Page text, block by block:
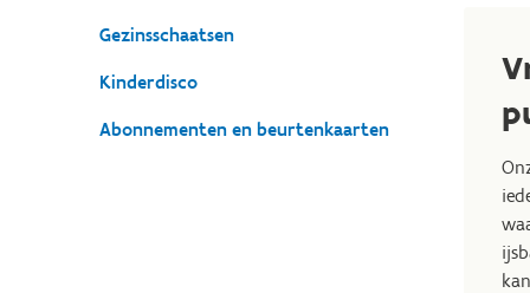
Gezinsschaatsen
Kinderdisco
Abonnementen en beurtenkaarten